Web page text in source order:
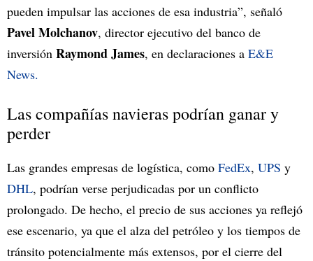
pueden impulsar las acciones de esa industria”, señaló
Pavel Molchanov, director ejecutivo del banco de
inversión Raymond James, en declaraciones a E&E
News.
Las compañías navieras podrían ganar y
perder
Las grandes empresas de logística, como FedEx, UPS y
DHL, podrían verse perjudicadas por un conflicto
prolongado. De hecho, el precio de sus acciones ya reflejó
ese escenario, ya que el alza del petróleo y los tiempos de
tránsito potencialmente más extensos, por el cierre del